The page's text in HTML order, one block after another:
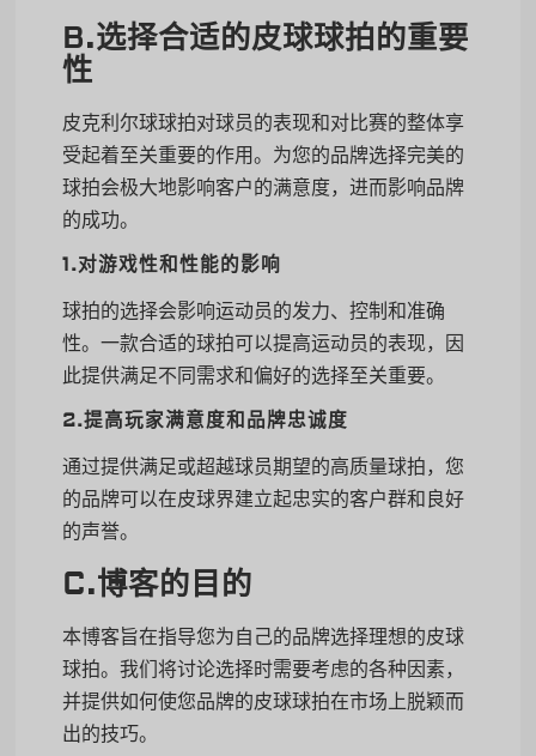
B.选择合适的皮球球拍的重要
性
皮克利尔球球拍对球员的表现和对比赛的整体享
受起着至关重要的作用。为您的品牌选择完美的
球拍会极大地影响客户的满意度，进而影响品牌
的成功。
1.对游戏性和性能的影响
球拍的选择会影响运动员的发力、控制和准确
性。一款合适的球拍可以提高运动员的表现，因
此提供满足不同需求和偏好的选择至关重要。
2.提高玩家满意度和品牌忠诚度
通过提供满足或超越球员期望的高质量球拍，您
的品牌可以在皮球界建立起忠实的客户群和良好
的声誉。
C.博客的目的
本博客旨在指导您为自己的品牌选择理想的皮球
球拍。我们将讨论选择时需要考虑的各种因素，
并提供如何使您品牌的皮球球拍在市场上脱颖而
出的技巧。